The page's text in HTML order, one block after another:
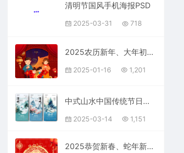
清明节国风手机海报PSD
2025-03-31 718
2025农历新年、大年初一拜年图片
2025-01-16 1,201
中式山水中国传统节日清明节手机宣传海报
2025-03-14 1,151
2025恭贺新春、蛇年新年图片